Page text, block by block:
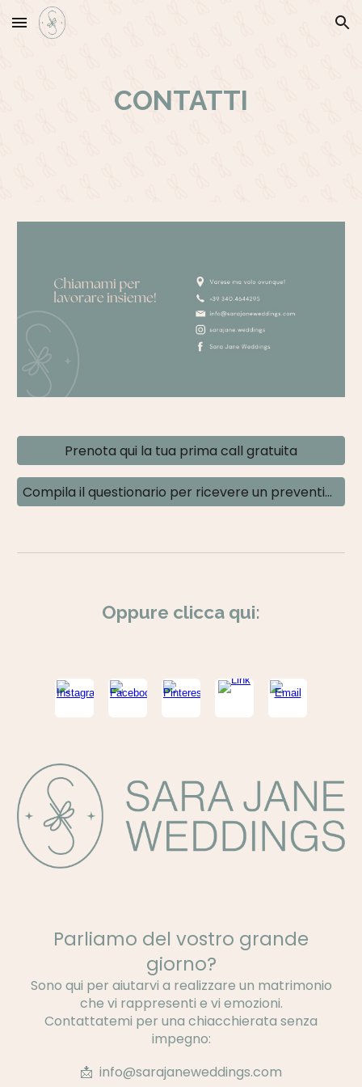
Skip to main content Skip to navigation
CONTATTI
Prenota qui la tua prima call gratuita
Compila il questionario per ricevere un preventivo
Oppure clicca qui:
Parliamo del vostro grande
giorno?
Sono qui per aiutarvi a realizzare un matrimonio
che vi rappresenti e vi emozioni.
Contattatemi per una chiacchierata senza
impegno:
📩 info@sarajaneweddings.com